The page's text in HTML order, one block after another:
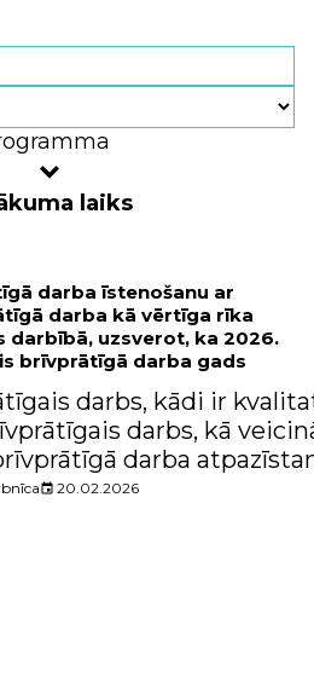
laiks
darba īstenošanu ar
darba kā vērtīga rīka
darbībā, uzsverot, ka 2026.
brīvprātīgā darba gads
darbs, kādi ir
darbs, kā
darba
event 20.02.2026